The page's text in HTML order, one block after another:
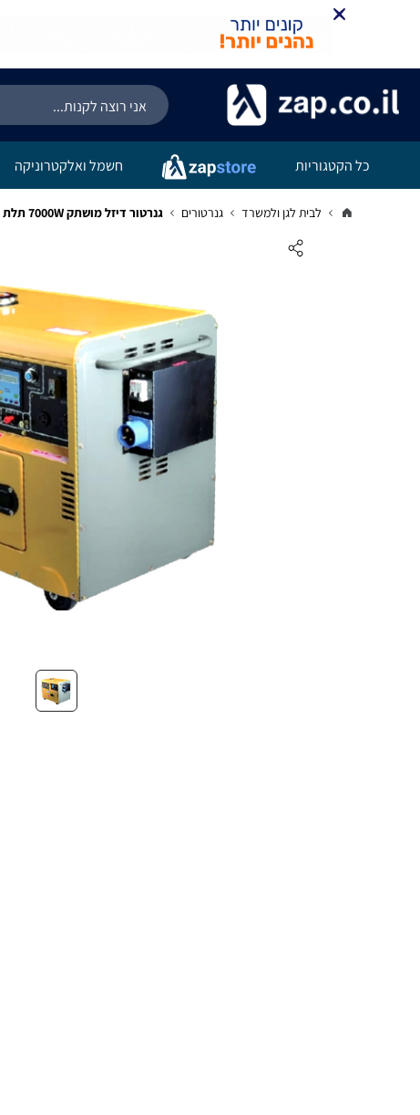
כל הקטגוריות חשמל ואלקטרוניקה
לבית לגן ולמשרד גנרטורים גנרטור דיזל מושתק 7000W תלת פאזי 7GFI-ATS כולל ATS של חברת Karnaf